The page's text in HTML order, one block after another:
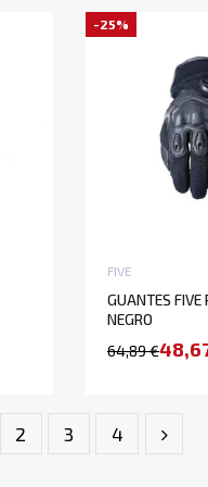
-25%
FIVE
GUANTES FIVE
NEGRO
64,89 €
2 3 4